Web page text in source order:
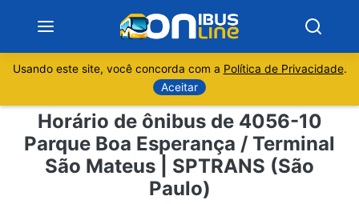
Sobre
Minas Gerais
Usando este site, você concorda com a Política de Privacidade.
Aceitar
Horário de ônibus de 4056-10
Parque Boa Esperança / Terminal
São Mateus | SPTRANS (São
Paulo)